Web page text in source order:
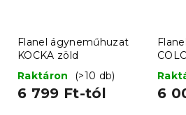
Flanel ágyneműhuzat
KOCKA zöld
Raktáron
(>10 db)
6 799 Ft-tól 6